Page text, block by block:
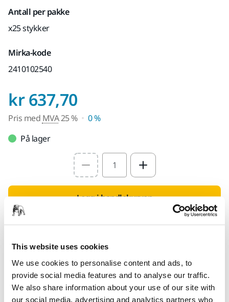
This website uses cookies
We use cookies to personalise content and ads, to
provide social media features and to analyse our traffic.
We also share information about your use of our site with
our social media, advertising and analytics partners who
Antall per pakke
x25 stykker
Mirka-kode
2410102540
kr 637,70Pris med MVA 25 %
Pris med MVA25 %
0 %
På lager
Select quantity value
Legg i handlekurven
Leveranse innen 5-7 arbeidsdager
Leveranse innen Norge